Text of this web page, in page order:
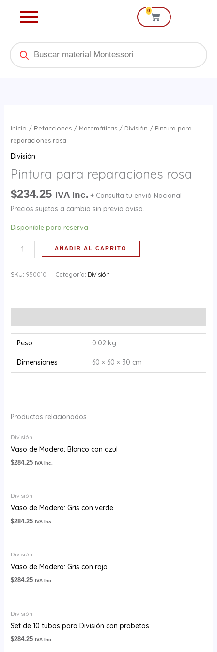
0
Cart
Products
search
Inicio / Refacciones/ Matemáticas/ División / Pintura para
reparaciones rosa
División
Pintura para reparaciones rosa
$234.25 IVA Inc. + Consulta tu envió Nacional
Precios sujetos a cambio sin previo aviso.
Disponible para reserva
para
reparaciones
AÑADIR AL CARRITO
SKU: 950010 Categoría: División
Peso 0.02 kg
Dimensiones 60 × 60 × 30 cm
Productos relacionados
División
Vaso de Madera: Blanco con azul
$284.25 IVA Inc.
División
Vaso de Madera: Gris con verde
$284.25 IVA Inc.
División
Vaso de Madera: Gris con rojo
$284.25 IVA Inc.
División
Set de 10 tubos para División con probetas
$284.25 IVA Inc.